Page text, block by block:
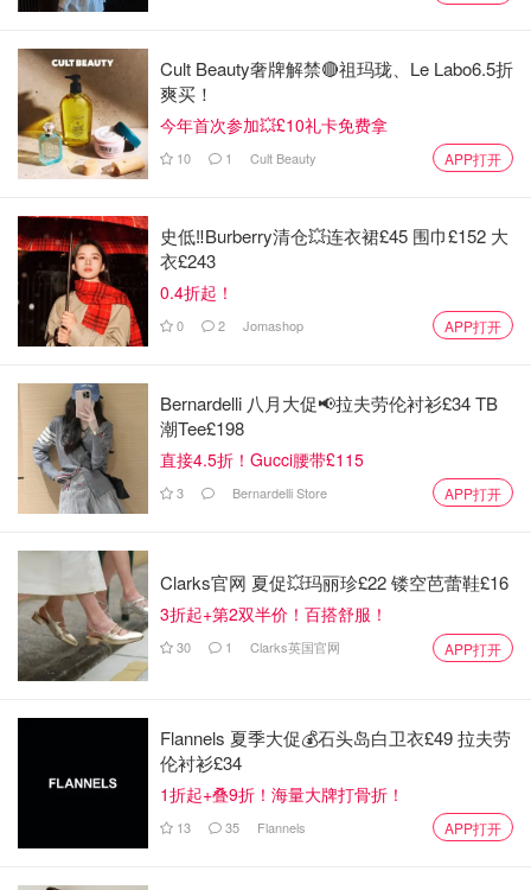
Cult Beauty奢牌解禁🔴祖玛珑、Le Labo6.5折
爽买！
今年首次参加💥£10礼卡免费拿
10 1 Cult Beauty APP打开
史低‼️Burberry清仓💥连衣裙£45 围巾£152 大
衣£243
0.4折起！
0 2 Jomashop APP打开
Bernardelli 八月大促📢拉夫劳伦衬衫£34 TB
潮Tee£198
直接4.5折！Gucci腰带£115
3 Bernardelli Store APP打开
Clarks官网 夏促💥玛丽珍£22 镂空芭蕾鞋£16
3折起+第2双半价！百搭舒服！
30 1 Clarks英国官网 APP打开
Flannels 夏季大促💰石头岛白卫衣£49 拉夫劳
伦衬衫£34
1折起+叠9折！海量大牌打骨折！
13 35 Flannels APP打开